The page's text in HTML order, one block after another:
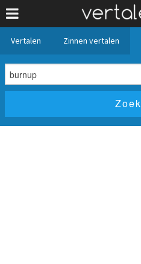
Vertalen Zinnen vertalen